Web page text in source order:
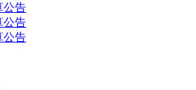
公告
公告
公告